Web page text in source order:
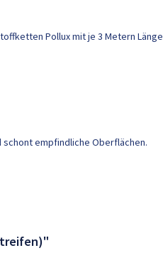
Pollux mit je 3 Metern
schont empfindliche Oberflächen.